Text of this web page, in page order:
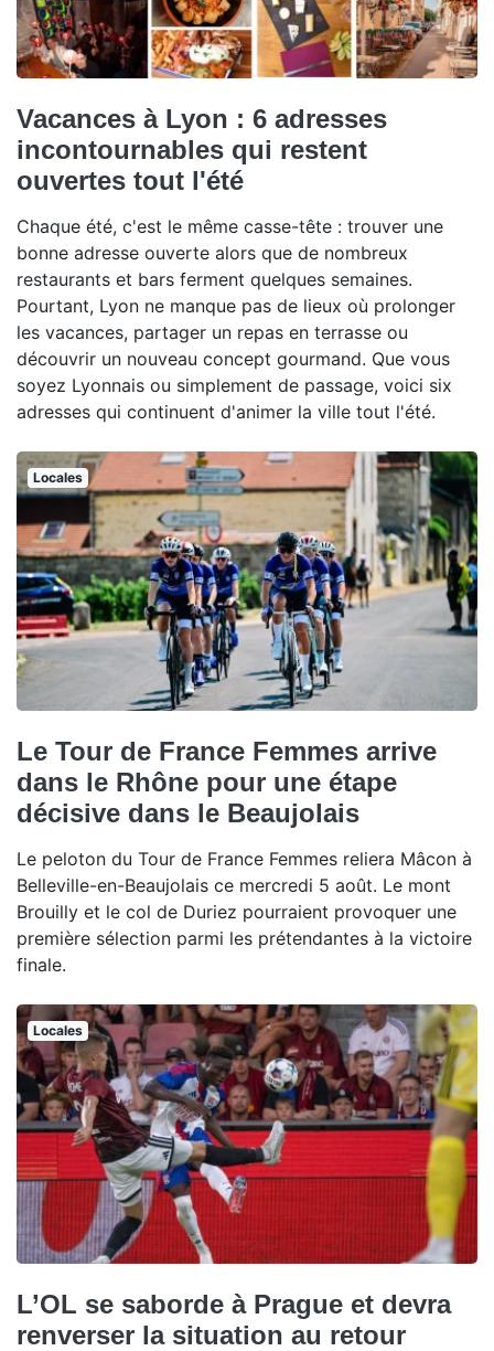
Vacances à Lyon : 6 adresses
incontournables qui restent
ouvertes tout l'été
Chaque été, c'est le même casse-tête : trouver une
bonne adresse ouverte alors que de nombreux
restaurants et bars ferment quelques semaines.
Pourtant, Lyon ne manque pas de lieux où prolonger
les vacances, partager un repas en terrasse ou
découvrir un nouveau concept gourmand. Que vous
soyez Lyonnais ou simplement de passage, voici six
adresses qui continuent d'animer la ville tout l'été.
Locales
Le Tour de France Femmes arrive
dans le Rhône pour une étape
décisive dans le Beaujolais
Le peloton du Tour de France Femmes reliera Mâcon à
Belleville-en-Beaujolais ce mercredi 5 août. Le mont
Brouilly et le col de Duriez pourraient provoquer une
première sélection parmi les prétendantes à la victoire
finale.
Locales
L’OL se saborde à Prague et devra
renverser la situation au retour